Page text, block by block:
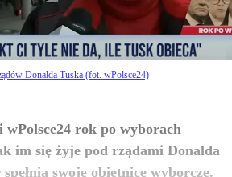
Donalda Tuska (fot. wPolsce24)
rok po wyborach
im się żyje pod rządami Donalda
swoje obietnice wyborcze.